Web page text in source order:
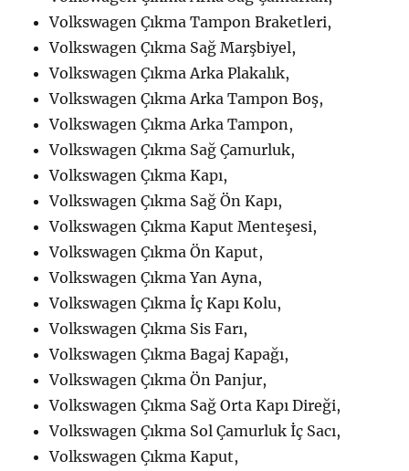
Volkswagen Çıkma Tampon Braketleri,
Volkswagen Çıkma Sağ Marşbiyel,
Volkswagen Çıkma Arka Plakalık,
Volkswagen Çıkma Arka Tampon Boş,
Volkswagen Çıkma Arka Tampon,
Volkswagen Çıkma Sağ Çamurluk,
Volkswagen Çıkma Kapı,
Volkswagen Çıkma Sağ Ön Kapı,
Volkswagen Çıkma Kaput Menteşesi,
Volkswagen Çıkma Ön Kaput,
Volkswagen Çıkma Yan Ayna,
Volkswagen Çıkma İç Kapı Kolu,
Volkswagen Çıkma Sis Farı,
Volkswagen Çıkma Bagaj Kapağı,
Volkswagen Çıkma Ön Panjur,
Volkswagen Çıkma Sağ Orta Kapı Direği,
Volkswagen Çıkma Sol Çamurluk İç Sacı,
Volkswagen Çıkma Kaput,